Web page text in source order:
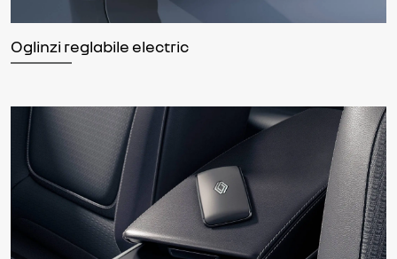
Oglinzi reglabile electric